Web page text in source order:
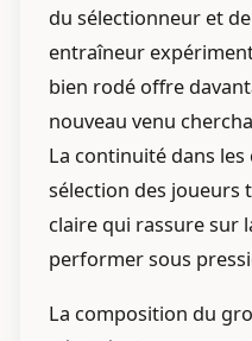
du sélectionneur et
entraîneur
bien rodé offre
nouveau venu
La continuité dans
sélection des joueurs
claire qui rassure sur
performer sous
La composition du